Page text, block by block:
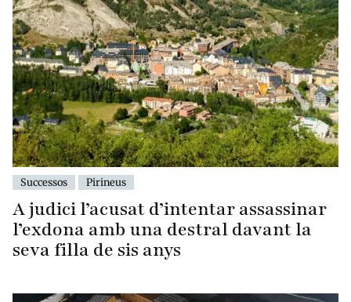
Successos Pirineus
A judici l’acusat d’intentar assassinar
l’exdona amb una destral davant la
seva filla de sis anys